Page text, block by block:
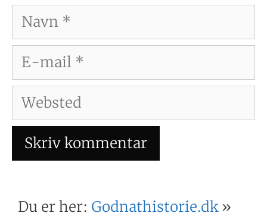
Navn
E-
mail
Websted
Du er her: Godnathistorie.dk»